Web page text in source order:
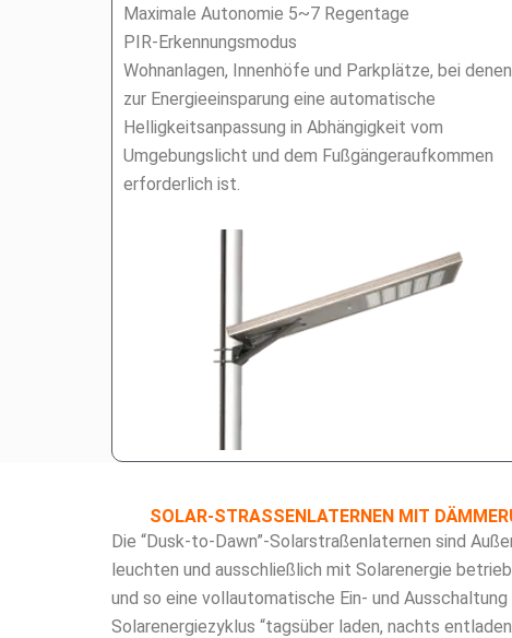
Maximale Autonomie 5~7 Regentage
PIR-Erkennungsmodus
Wohnanlagen, Innenhöfe und Parkplätze, bei denen
zur Energieeinsparung eine automatische
Helligkeitsanpassung in Abhängigkeit vom
Umgebungslicht und dem Fußgängeraufkommen
erforderlich ist.
SOLAR-STRASSENLATERNEN MIT
Die “Dusk-to-Dawn”-Solarstraßenlaternen sind
leuchten und ausschließlich mit Solarenergie
und so eine vollautomatische Ein- und
Solarenergiezyklus “tagsüber laden, nachts